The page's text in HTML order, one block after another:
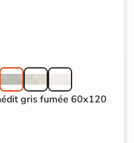
gris fumée 60x120